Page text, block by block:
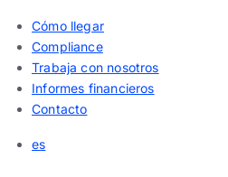
Cómo llegar
Compliance
Trabaja con nosotros
Informes financieros
Contacto
es